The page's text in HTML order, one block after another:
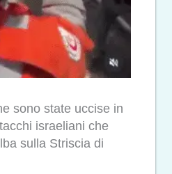
sono state uccise in
israeliani che
sulla Striscia di